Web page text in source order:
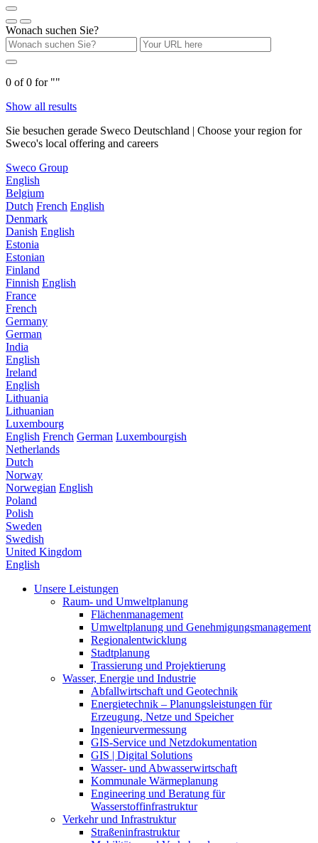
Wonach suchen Sie?
0 of0 for ""
Show all results
Sie besuchen gerade Sweco Deutschland | Choose your region for
Sweco's local offering and careers
Sweco Group
English
Belgium
Dutch French English
Denmark
Danish English
Estonia
Estonian
Finland
Finnish English
France
French
Germany
German
India
English
Ireland
English
Lithuania
Lithuanian
Luxembourg
English French German Luxembourgish
Netherlands
Dutch
Norway
Norwegian English
Poland
Polish
Sweden
Swedish
United Kingdom
English
Unsere Leistungen
Raum- und Umweltplanung
Flächenmanagement
Umweltplanung und Genehmigungsmanagement
Regionalentwicklung
Stadtplanung
Trassierung und Projektierung
Wasser, Energie und Industrie
Abfallwirtschaft und Geotechnik
Energietechnik – Planungsleistungen für
Erzeugung, Netze und Speicher
Ingenieurvermessung
GIS-Service und Netzdokumentation
GIS | Digital Solutions
Wasser- und Abwasserwirtschaft
Kommunale Wärmeplanung
Engineering und Beratung für
Wasserstoffinfrastruktur
Verkehr und Infrastruktur
Straßeninfrastruktur